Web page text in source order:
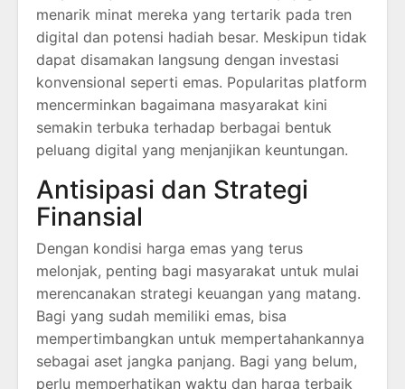
menarik minat mereka yang tertarik pada tren
digital dan potensi hadiah besar. Meskipun tidak
dapat disamakan langsung dengan investasi
konvensional seperti emas. Popularitas platform
mencerminkan bagaimana masyarakat kini
semakin terbuka terhadap berbagai bentuk
peluang digital yang menjanjikan keuntungan.
Antisipasi dan Strategi
Finansial
Dengan kondisi harga emas yang terus
melonjak, penting bagi masyarakat untuk mulai
merencanakan strategi keuangan yang matang.
Bagi yang sudah memiliki emas, bisa
mempertimbangkan untuk mempertahankannya
sebagai aset jangka panjang. Bagi yang belum,
perlu memperhatikan waktu dan harga terbaik